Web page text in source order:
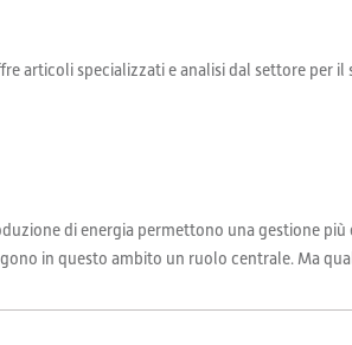
articoli specializzati e analisi dal settore per
di energia permettono una gestione
in questo ambito un ruolo centrale. Ma